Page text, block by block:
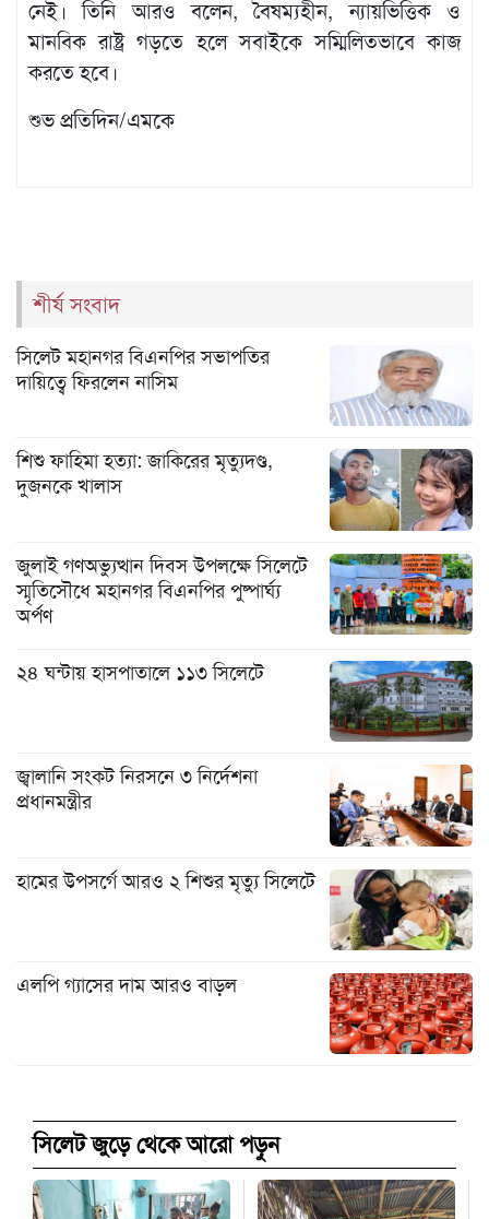
নেই। তিনি আরও বলেন, বৈষম্যহীন, ন্যায়ভিত্তিক ও
মানবিক রাষ্ট্র গড়তে হলে সবাইকে সম্মিলিতভাবে কাজ
করতে হবে।
শুভ প্রতিদিন/এমকে
শীর্ষ সংবাদ
সিলেট মহানগর বিএনপির সভাপতির
দায়িত্বে ফিরলেন নাসিম
শিশু ফাহিমা হত্যা: জাকিরের মৃত্যুদণ্ড,
দুজনকে খালাস
জুলাই গণঅভ্যুত্থান দিবস উপলক্ষে সিলেটে
স্মৃতিসৌধে মহানগর বিএনপির পুষ্পার্ঘ্য
অর্পণ
২৪ ঘন্টায় হাসপাতালে ১১৩ সিলেটে
জ্বালানি সংকট নিরসনে ৩ নির্দেশনা
প্রধানমন্ত্রীর
হামের উপসর্গে আরও ২ শিশুর মৃত্যু সিলেটে
এলপি গ্যাসের দাম আরও বাড়ল
সিলেট জুড়ে থেকে আরো পড়ুন